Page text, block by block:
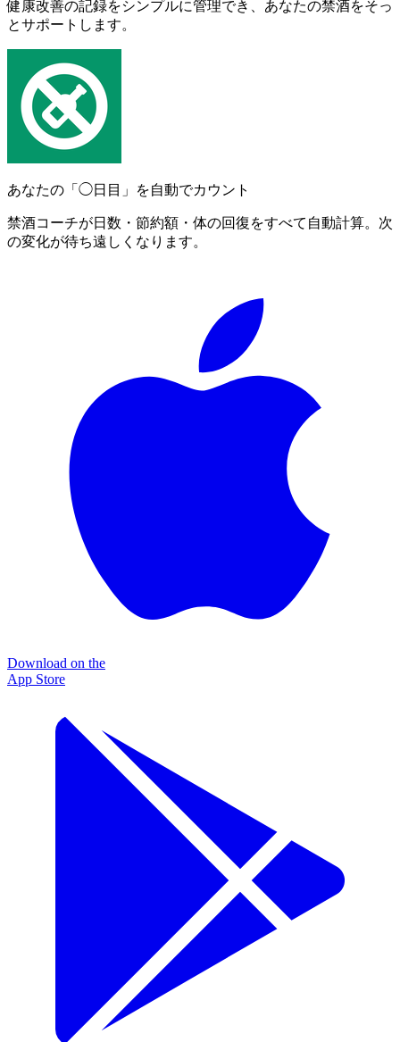
健康改善の記録をシンプルに管理でき、あなたの禁酒をそっ
とサポートします。
あなたの「◯日目」を自動でカウント
禁酒コーチが日数・節約額・体の回復をすべて自動計算。次
の変化が待ち遠しくなります。
Download on the
App Store